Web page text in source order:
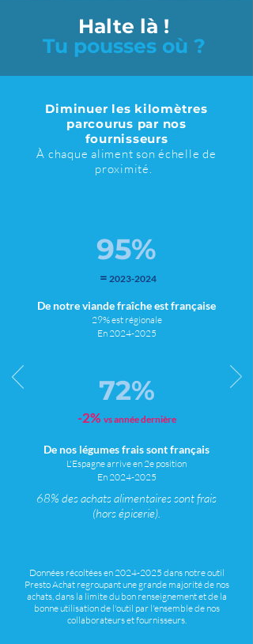
Halte là !
Tu pousses où ?
Diminuer les kilomètres
parcourus par nos
fournisseurs
À chaque aliment son échelle de
proximité.
95%
= 2023-2024
De notre viande fraîche est française
29% est régionale
En 2024-2025
72%
-2% vs année dernière
De nos légumes frais sont français
L'Espagne arrive en 2e position
En 2024-2025
68% des achats alimentaires sont frais
(hors épicerie).
Données récoltées en 2024-2025 dans notre outil
Presto Achat regroupant une grande majorité de nos
achats, dans la limite du bon renseignement et de la
bonne utilisation de l'outil par l'ensemble de nos
collaborateurs et fournisseurs.